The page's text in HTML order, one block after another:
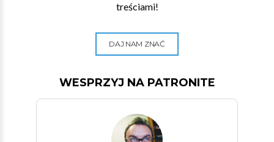
treściami!
DAJ NAM ZNAĆ
WESPRZYJ NA PATRONITE